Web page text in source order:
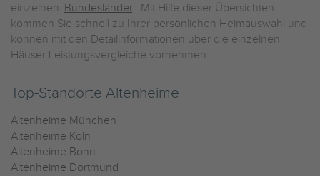
einzelnen Bundesländer. Mit Hilfe dieser Übersichten
kommen Sie schnell zu Ihrer persönlichen Heimauswahl und
können mit den Detailinformationen über die einzelnen
Häuser Leistungsvergleiche vornehmen.
Top-Standorte Altenheime
Altenheime München
Altenheime Köln
Altenheime Bonn
Altenheime Dortmund